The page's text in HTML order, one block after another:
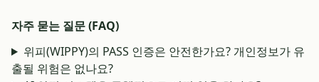
자주 묻는 질문 (FAQ)
위피(WIPPY)의 PASS 인증은 안전한가요? 개인정보가 유
출될 위험은 없나요?